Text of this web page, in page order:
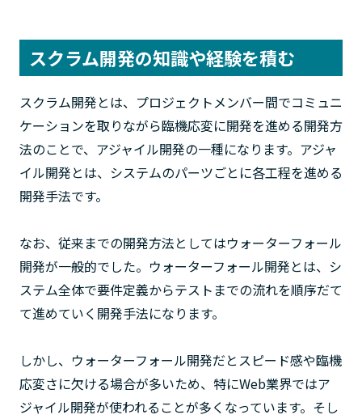
スクラム開発の知識や経験を積む
スクラム開発とは、プロジェクトメンバー間でコミュニ
ケーションを取りながら臨機応変に開発を進める開発方
法のことで、アジャイル開発の一種になります。アジャ
イル開発とは、システムのパーツごとに各工程を進める
開発手法です。
なお、従来までの開発方法としてはウォーターフォール
開発が一般的でした。ウォーターフォール開発とは、シ
ステム全体で要件定義からテストまでの流れを順序だて
て進めていく開発手法になります。
しかし、ウォーターフォール開発だとスピード感や臨機
応変さに欠ける場合が多いため、特にWeb業界ではア
ジャイル開発が使われることが多くなっています。そし